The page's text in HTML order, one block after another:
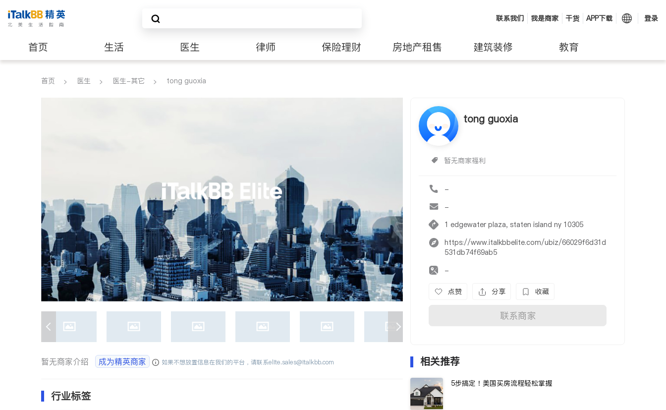
联系我们 我是商家 干货 APP下载 登录
首页 生活 医生 律师 保险理财 房地产租售 建筑装修 教育
养老 非盈利组织
首页 医生 医生-其它 tong guoxia
tong guoxia
暂无商家福利
-
-
1 edgewater plaza, staten island ny 10305
https://www.italkbbelite.com/ubiz/66029f6d31d
531db74f69ab5
-
点赞 分享 收藏
联系商家
暂无商家介绍 成为精英商家 如果不想放置信息在我们的平台，请联系elite.sales@italkbb.com
行业标签
相关推荐
5步搞定！美国买房流程轻松掌握